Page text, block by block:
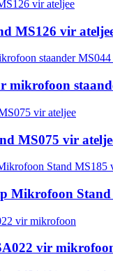
MS126 vir
mikrofoon
MS075 vir
Mikrofoon
vir